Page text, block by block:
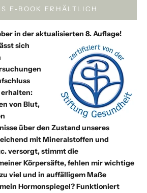
E-BOOK ERHÄLTLICH
in der aktualisierten 8. Auflage!
sich
von Blut,
über den Zustand unseres
mit Mineralstoffen und
versorgt, stimmt die
Körpersäfte, fehlen mir wichtige
viel und in auffälligem Maße
Hormonspiegel? Funktioniert